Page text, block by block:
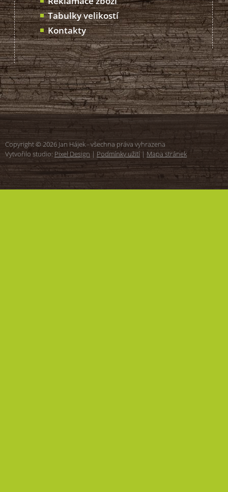
Tabulky velikostí
Kontakty
Copyright © 2026 Jan Hájek - všechna práva vyhrazena
Vytvořilo studio: Pixel Design | Podmínky užití | Mapa stránek